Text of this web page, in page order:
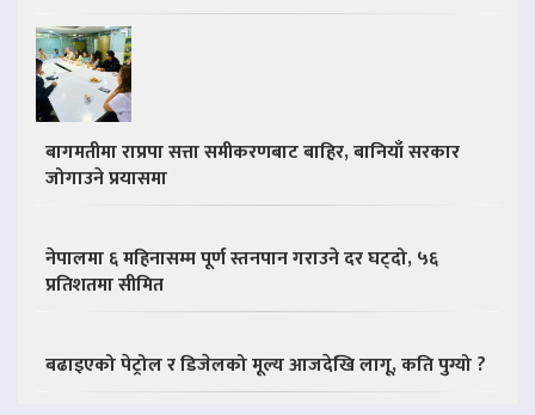
बागमतीमा राप्रपा सत्ता समीकरणबाट बाहिर, बानियाँ सरकार
जोगाउने प्रयासमा
नेपालमा ६ महिनासम्म पूर्ण स्तनपान गराउने दर घट्दो, ५६
प्रतिशतमा सीमित
बढाइएको पेट्रोल र डिजेलको मूल्य आजदेखि लागू, कति पुग्यो ?